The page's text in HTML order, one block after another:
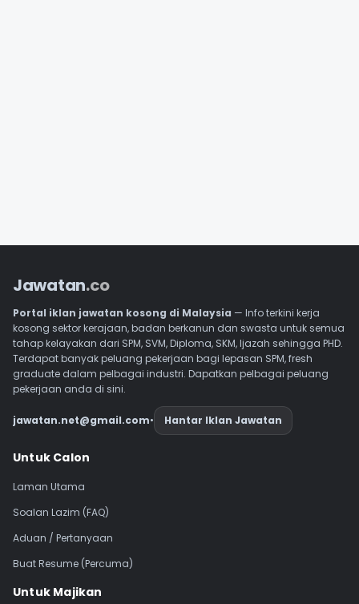
Jawatan.co
Portal iklan jawatan kosong di Malaysia — Info terkini kerja
kosong sektor kerajaan, badan berkanun dan swasta untuk semua
tahap kelayakan dari SPM, SVM, Diploma, SKM, Ijazah sehingga PHD.
Terdapat banyak peluang pekerjaan bagi lepasan SPM, fresh
graduate dalam pelbagai industri. Dapatkan pelbagai peluang
pekerjaan anda di sini.
jawatan.net@gmail.com• Hantar Iklan Jawatan
Navigasi Footer
Untuk Calon
Laman Utama
Soalan Lazim (FAQ)
Aduan / Pertanyaan
Buat Resume (Percuma)
Untuk Majikan